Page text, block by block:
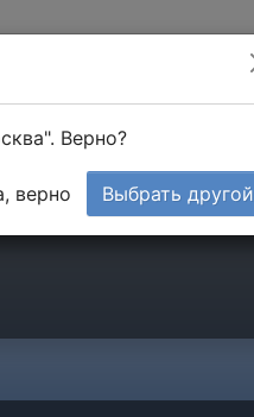
Верно?
верно Выбрать другой